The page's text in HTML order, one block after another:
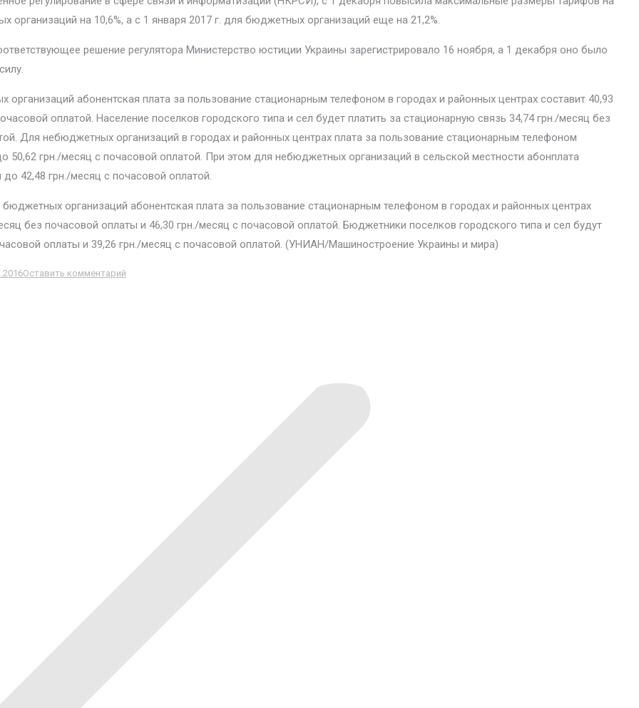
организаций на 10,6%, а с 1 января 2017 г. для бюджетных организаций еще на 21,2%.
решение регулятора Министерство юстиции Украины зарегистрировало 16 ноября, а 1 декабря оно было
абонентская плата за пользование стационарным телефоном в городах и районных центрах составит 40,93
оплатой. Население поселков городского типа и сел будет платить за стационарную связь 34,74 грн./месяц без
Для небюджетных организаций в городах и районных центрах плата за пользование стационарным телефоном
50,62 грн./месяц с почасовой оплатой. При этом для небюджетных организаций в сельской местности абонплата
42,48 грн./месяц с почасовой оплатой.
организаций абонентская плата за пользование стационарным телефоном в городах и районных центрах
без почасовой оплаты и 46,30 грн./месяц с почасовой оплатой. Бюджетники поселков городского типа и сел будут
оплаты и 39,26 грн./месяц с почасовой оплатой. (УНИАН/Машиностроение Украины и мира)
Оставить комментарий